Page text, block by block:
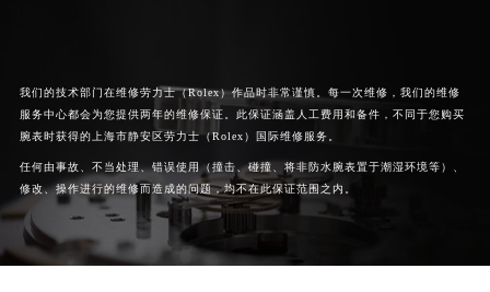
我们的技术部门在维修劳力士（Rolex）作品时非常谨慎。每一次维修，我们的维修
服务中心都会为您提供两年的维修保证。此保证涵盖人工费用和备件，不同于您购买
腕表时获得的上海市静安区劳力士（Rolex）国际维修服务。
任何由事故、不当处理、错误使用（撞击、碰撞、将非防水腕表置于潮湿环境等）、
修改、操作进行的维修而造成的问题，均不在此保证范围之内。